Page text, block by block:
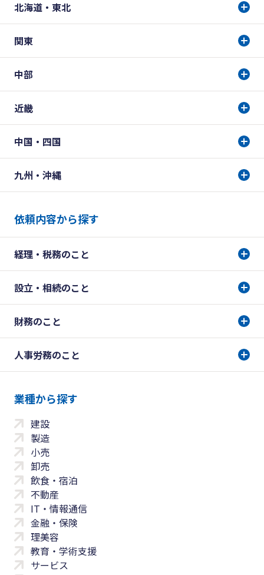
北海道・東北
関東
中部
近畿
中国・四国
九州・沖縄
依頼内容から探す
経理・税務のこと
設立・相続のこと
財務のこと
人事労務のこと
業種から探す
建設
製造
小売
卸売
飲食・宿泊
不動産
IT・情報通信
金融・保険
理美容
教育・学術支援
サービス